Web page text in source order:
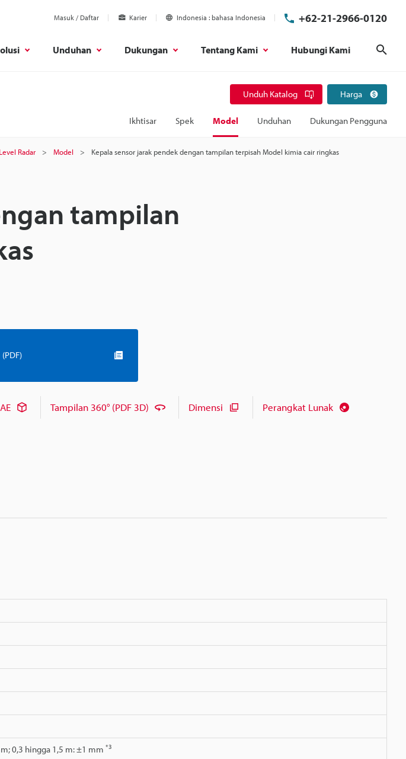
Masuk / Daftar Karier Indonesia bahasa Indonesia +62-21-2966-0120
Unduhan Dukungan Tentang Kami Hubungi Kami
Unduh Katalog Harga
Ikhtisar Spek Model Unduhan Dukungan Pengguna
Radar Model Kepala sensor jarak pendek dengan tampilan terpisah Model kimia cair ringkas
tampilan
Tampilan 360° (PDF 3D) Dimensi Perangkat Lunak
0,3 hingga 1,5 m: ±1 mm *3